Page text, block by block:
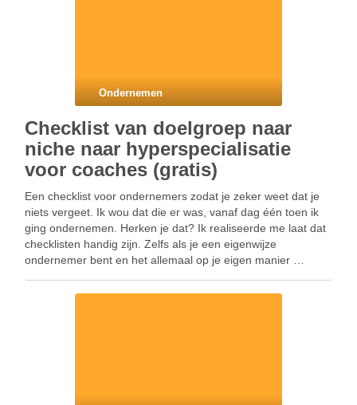
Ondernemen
Checklist van doelgroep naar
niche naar hyperspecialisatie
voor coaches (gratis)
Een checklist voor ondernemers zodat je zeker weet dat je
niets vergeet. Ik wou dat die er was, vanaf dag één toen ik
ging ondernemen. Herken je dat? Ik realiseerde me laat dat
checklisten handig zijn. Zelfs als je een eigenwijze
ondernemer bent en het allemaal op je eigen manier …